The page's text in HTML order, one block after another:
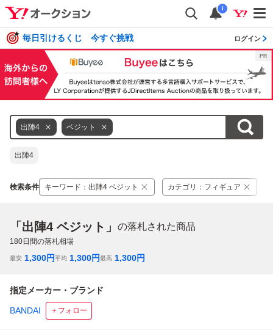
i
毎日引けるくじ 今すぐ挑戦 ログイン
出陣4 ベジット
出陣4
検索条件 キーワード ： 出陣4 ベジット カテゴリ ： フィギュア
「出陣4 ベジット」 の落札された商品
180日間の落札相場
最安 1,300円平均 1,300円最高 1,300円
指定メーカー・ブランド
BANDAI ＋フォロー